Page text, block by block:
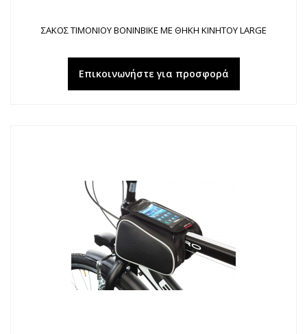
ΣΑΚΟΣ ΤΙΜΟΝΙΟΥ BONINBIKE ΜΕ ΘΗΚΗ ΚΙΝΗΤΟΥ LARGE
Επικοινωνήστε για προσφορά